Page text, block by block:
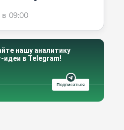
в 09:00
нашу аналитику
идеи в Telegram!
Подписаться